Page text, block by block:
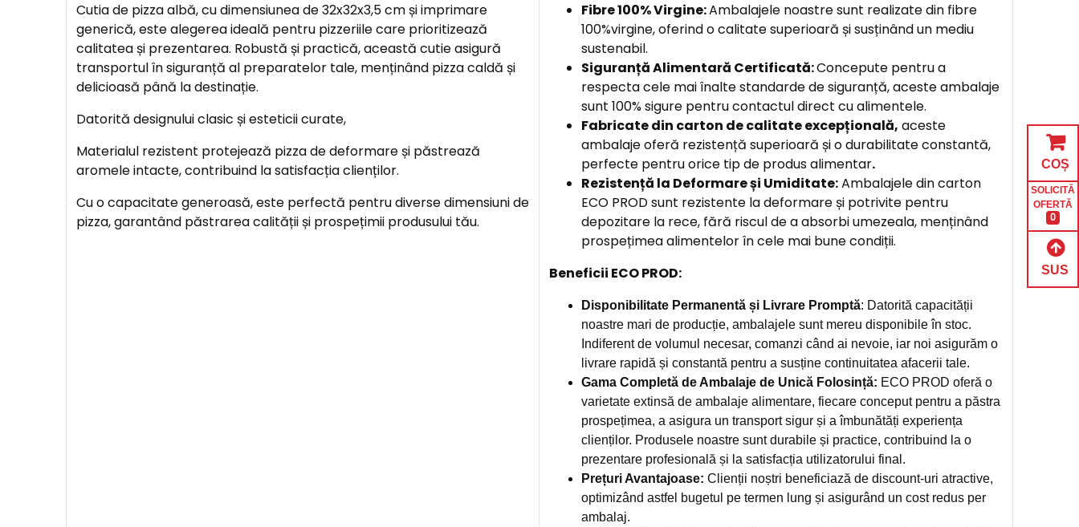
Cutia de pizza albă, cu dimensiunea de 32x32x3,5 cm și imprimare
generică, este alegerea ideală pentru pizzeriile care prioritizează
calitatea și prezentarea. Robustă și practică, această cutie asigură
transportul în siguranță al preparatelor tale, menținând pizza caldă și
delicioasă până la destinație.
Datorită designului clasic și esteticii curate,
Materialul rezistent protejează pizza de deformare și păstrează
aromele intacte, contribuind la satisfacția clienților.
Cu o capacitate generoasă, este perfectă pentru diverse dimensiuni de
pizza, garantând păstrarea calității și prospețimii produsului tău.
Fibre 100% Virgine:Ambalajele noastre sunt realizate din fibre
100%virgine, oferind o calitate superioară și susținând un mediu
sustenabil.
Siguranță Alimentară Certificată:Concepute pentru a
respecta cele mai înalte standarde de siguranță, aceste ambalaje
sunt 100% sigure pentru contactul direct cu alimentele.
Fabricate din carton de calitate excepțională, aceste
ambalaje oferă rezistență superioară și o durabilitate constantă,
perfecte pentru orice tip de produs alimentar.
Rezistență la Deformare și Umiditate:Ambalajele din carton
ECO PROD sunt rezistente la deformare și potrivite pentru
depozitare la rece, fără riscul de a absorbi umezeala, menținând
prospețimea alimentelor în cele mai bune condiții.
Beneficii ECO PROD:
Disponibilitate Permanentă și Livrare Promptă: Datorită capacității
noastre mari de producție, ambalajele sunt mereu disponibile în stoc.
Indiferent de volumul necesar, comanzi când ai nevoie, iar noi asigurăm o
livrare rapidă și constantă pentru a susține continuitatea afacerii tale.
Gama Completă de Ambalaje de Unică Folosință: ECO PROD oferă o
varietate extinsă de ambalaje alimentare, fiecare conceput pentru a păstra
prospețimea, a asigura un transport sigur și a îmbunătăți experiența
clienților. Produsele noastre sunt durabile și practice, contribuind la o
prezentare profesională și la satisfacția utilizatorului final.
Prețuri Avantajoase: Clienții noștri beneficiază de discount-uri atractive,
optimizând astfel bugetul pe termen lung și asigurând un cost redus per
ambalaj.
COȘ
SOLICITĂ
OFERTĂ
0
SUS